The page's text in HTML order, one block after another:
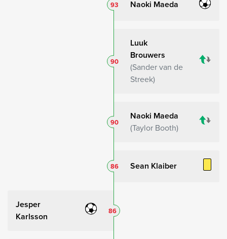
Naoki Maeda
93
Luuk
Brouwers
Sander van de
Streek
90
Naoki Maeda
Taylor Booth
90
Sean Klaiber
86
Jesper
Karlsson
86